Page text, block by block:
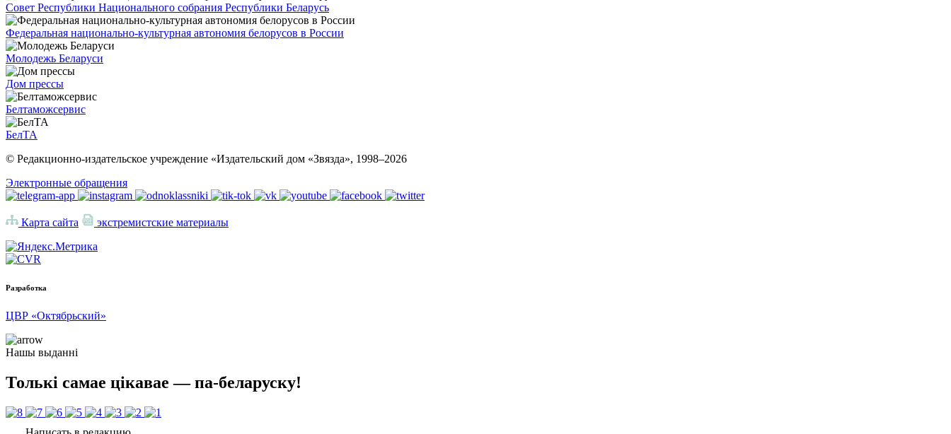
Совет Республики Национального собрания Республики Беларусь
Федеральная национально-культурная автономия белорусов в России
Молодежь Беларуси
Дом прессы
Белтаможсервис
БелТА
© Редакционно-издательское учреждение «Издательский дом «Звязда», 1998–2026
Электронные обращения
Карта сайта экстремистские материалы
Разработка
ЦВР «Октябрьский»
Нашы выданні
Толькі самае цікавае — па-беларуску!